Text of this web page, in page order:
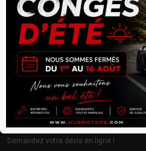
Freinage
Pneus,
Notre engagement: vous
votre voiture en parfait état —
surprise.
Plan du site
Demandez votre devis en ligne !